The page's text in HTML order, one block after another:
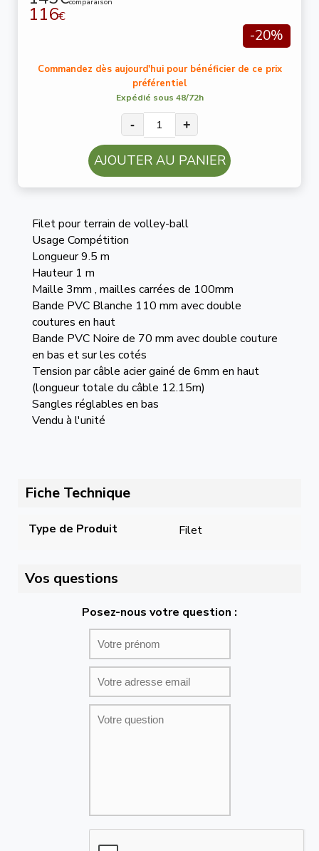
116€
-20%
Commandez dès aujourd'hui pour bénéficier de ce prix
préférentiel
Expédié sous 48/72h
- +
AJOUTER AU PANIER
Filet pour terrain de volley-ball
Usage Compétition
Longueur 9.5 m
Hauteur 1 m
Maille 3mm , mailles carrées de 100mm
Bande PVC Blanche 110 mm avec double
coutures en haut
Bande PVC Noire de 70 mm avec double couture
en bas et sur les cotés
Tension par câble acier gainé de 6mm en haut
(longueur totale du câble 12.15m)
Sangles réglables en bas
Vendu à l'unité
Fiche Technique
Type de Produit Filet
Vos questions
Posez-nous votre question :